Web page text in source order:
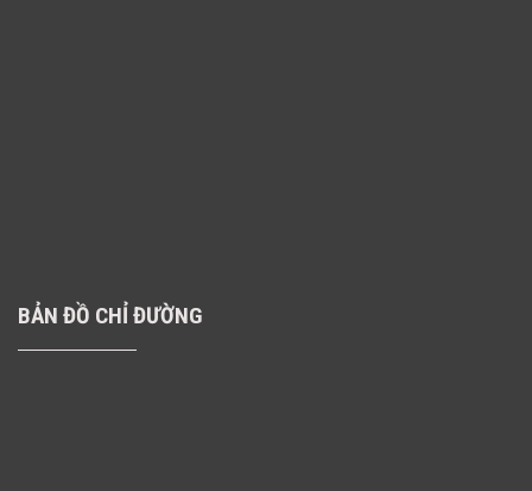
BẢN ĐỒ CHỈ ĐƯỜNG